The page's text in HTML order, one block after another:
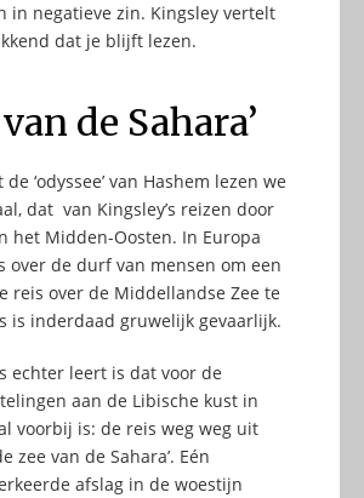
in negatieve zin. Kingsley vertelt
dat je blijft lezen.
de Sahara’
‘odyssee’ van Hashem lezen we
dat van Kingsley’s reizen door
het Midden-Oosten. In Europa
over de durf van mensen om een
reis over de Middellandse Zee te
is inderdaad gruwelijk gevaarlijk.
echter leert is dat voor de
aan de Libische kust in
voorbij is: de reis weg weg uit
zee van de Sahara’. Eén
afslag in de woestijn